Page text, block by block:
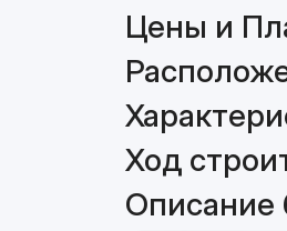
Цены и
Ход
Описание